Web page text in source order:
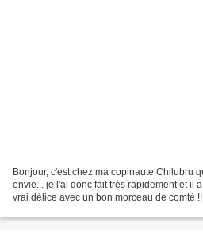
Bonjour, c'est chez ma copinaute Chilubru
envie... je l'ai donc fait très rapidement et il
vrai délice avec un bon morceau de comté